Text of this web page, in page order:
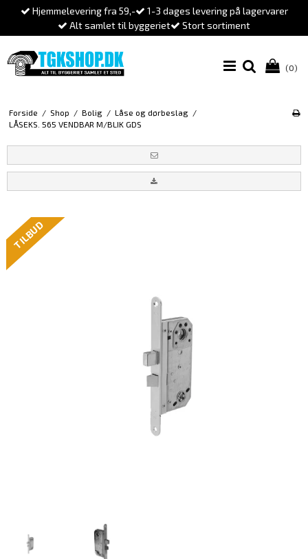
Hjemmelevering fra 59,-
1-3 dages levering på lagervarer
Alt samlet til byggeriet
Stort sortiment
(0)
Forside / Shop / Bolig / Låse og dørbeslag /
LÅSEKS. 565 VENDBAR M/BLIK GDS
TILBUD